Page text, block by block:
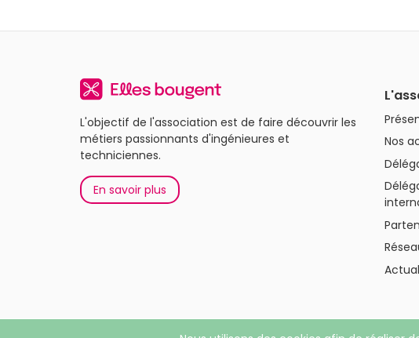
L'objectif de l'association est de faire découvrir les
métiers passionnants d'ingénieures et
techniciennes.
En savoir plus
Nos